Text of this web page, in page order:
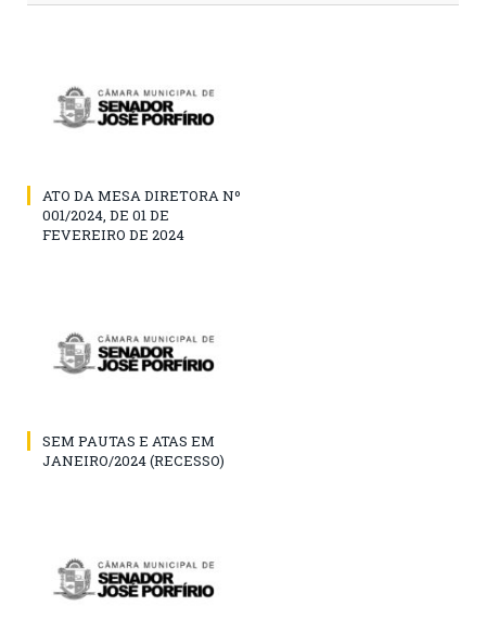
ATO DA MESA DIRETORA Nº
001/2024, DE 01 DE
FEVEREIRO DE 2024
SEM PAUTAS E ATAS EM
JANEIRO/2024 (RECESSO)